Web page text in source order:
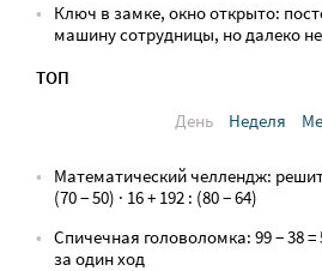
Ключ в замке, окно открыто:
машину сотрудницы, но далеко
ТОП
День
Неделя
Математический челлендж:
(70 − 50) · 16 + 192 : (80 − 64)
Спичечная головоломка: 99 − 38
за один ход